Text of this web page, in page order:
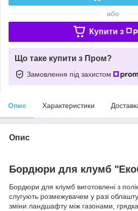
або
Купити з
Що таке купити з Пром?
Замовлення під захистом
Опис Характеристики
Опис
Бордюри для клумб
Бордюри для клумб виготовлені з
слугують розмежувачем у разі
зміни ландшафту між газонами,